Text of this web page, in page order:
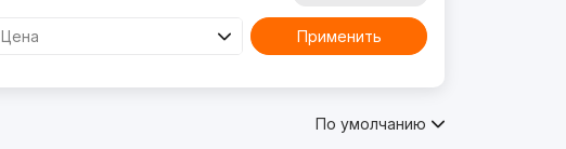
Цена Применить
По умолчанию